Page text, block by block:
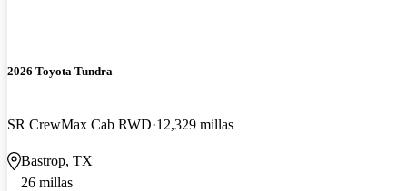
2026 Toyota Tundra
SR CrewMax Cab RWD 12,329 millas
Bastrop, TX
26 millas